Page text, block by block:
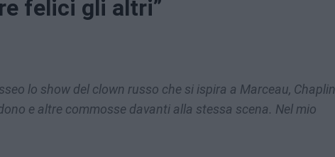
felici gli altri”
lo show del clown russo che si ispira a Marceau, Chaplin
e altre commosse davanti alla stessa scena. Nel mio